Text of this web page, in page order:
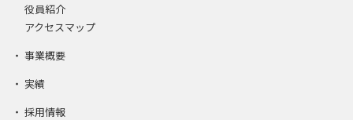
役員紹介
アクセスマップ
事業概要
実績
採用情報